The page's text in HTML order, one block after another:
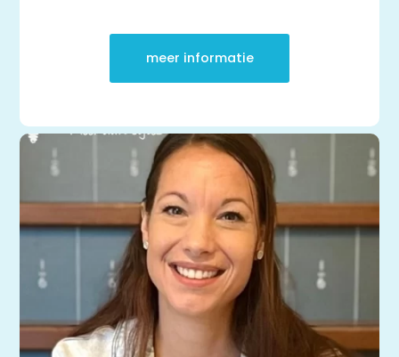
meer informatie